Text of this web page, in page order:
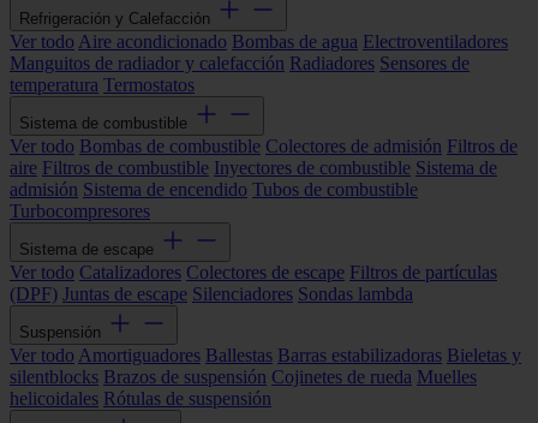
Refrigeración y Calefacción
Ver todo Aire acondicionado Bombas de agua Electroventiladores
Manguitos de radiador y calefacción Radiadores Sensores de
temperatura Termostatos
Sistema de combustible
Ver todo Bombas de combustible Colectores de admisión Filtros de
aire Filtros de combustible Inyectores de combustible Sistema de
admisión Sistema de encendido Tubos de combustible
Turbocompresores
Sistema de escape
Ver todo Catalizadores Colectores de escape Filtros de partículas
(DPF) Juntas de escape Silenciadores Sondas lambda
Suspensión
Ver todo Amortiguadores Ballestas Barras estabilizadoras Bieletas y
silentblocks Brazos de suspensión Cojinetes de rueda Muelles
helicoidales Rótulas de suspensión